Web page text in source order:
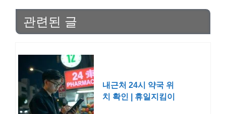
관련된 글
내근처 24시 약국 위
치 확인 | 휴일지킴이